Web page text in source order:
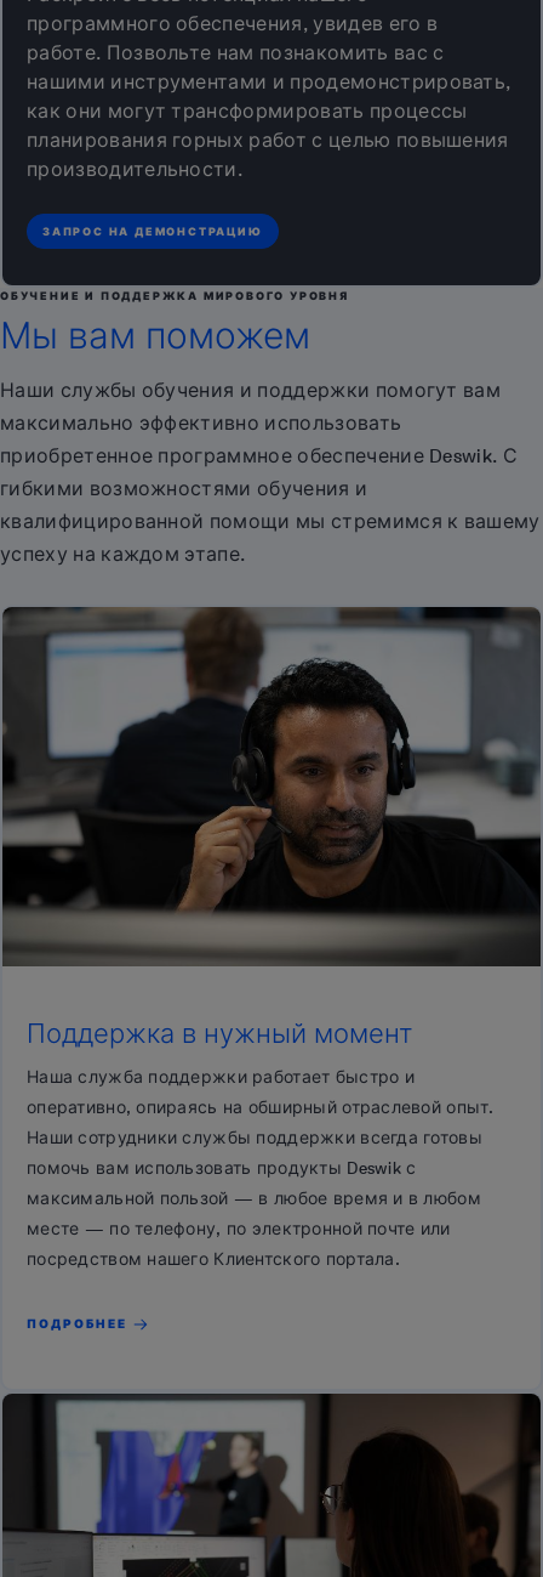
программного обеспечения, увидев его в
работе. Позвольте нам познакомить вас с
нашими инструментами и продемонстрировать,
как они могут трансформировать процессы
планирования горных работ с целью повышения
производительности.
ЗАПРОС НА ДЕМОНСТРАЦИЮ
ОБУЧЕНИЕ И ПОДДЕРЖКА МИРОВОГО УРОВНЯ
Мы вам поможем
Наши службы обучения и поддержки помогут вам
максимально эффективно использовать
приобретенное программное обеспечение Deswik. С
гибкими возможностями обучения и
квалифицированной помощи мы стремимся к вашему
успеху на каждом этапе.
Поддержка в нужный момент
Наша служба поддержки работает быстро и
оперативно, опираясь на обширный отраслевой опыт.
Наши сотрудники службы поддержки всегда готовы
помочь вам использовать продукты Deswik с
максимальной пользой — в любое время и в любом
месте — по телефону, по электронной почте или
посредством нашего Клиентского портала.
ПОДРОБНЕЕ